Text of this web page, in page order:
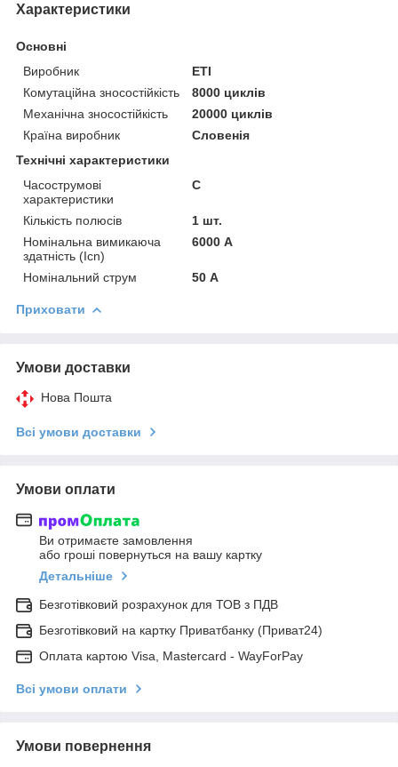
Характеристики
Основні
Виробник
ETI
Комутаційна зносостійкість
8000 циклів
Механічна зносостійкість
20000 циклів
Країна виробник
Словенія
Технічні характеристики
Часострумові
характеристики
C
Кількість полюсів
1 шт.
Номінальна вимикаюча
здатність (Icn)
6000 А
Номінальний струм 50 А
Приховати
Умови доставки
Нова Пошта
Всі умови доставки
Умови оплати
Ви отримаєте замовлення
або гроші повернуться на вашу картку
Детальніше
Безготівковий розрахунок для ТОВ з ПДВ
Безготівковий на картку Приватбанку (Приват24)
Оплата картою Visa, Mastercard - WayForPay
Всі умови оплати
Умови повернення